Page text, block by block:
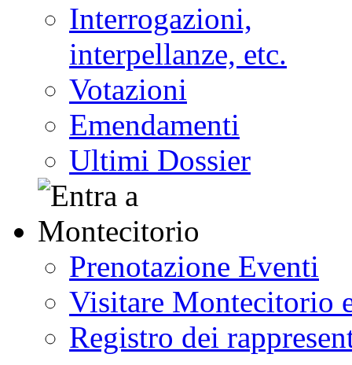
Interrogazioni,
interpellanze, etc.
Votazioni
Emendamenti
Ultimi Dossier
Prenotazione Eventi
Visitare Montecitorio
Registro dei